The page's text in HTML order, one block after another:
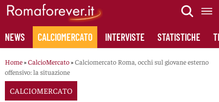
Skip
content
NEWS CALCIOMERCATO INTERVISTE STATISTICHE
Home»CalcioMercato»Calciomercato Roma, occhi sul giovane esterno
offensivo: la situazione
CALCIOMERCATO